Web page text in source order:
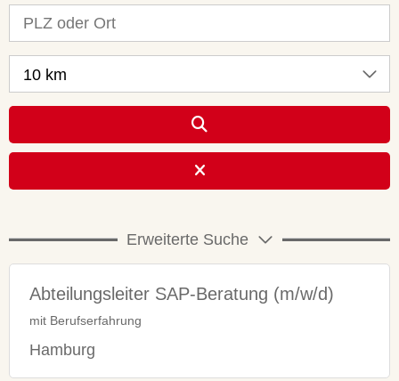
10 km
Erweiterte Suche
Abteilungsleiter SAP-Beratung (m/w/d)
mit Berufserfahrung
Hamburg